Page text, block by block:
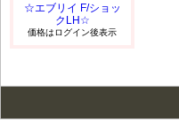
☆エブリイ F/ショッ
クLH☆
価格はログイン後表示